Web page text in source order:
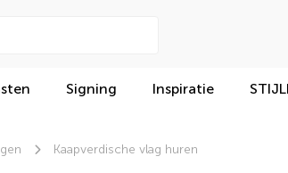
Signing Inspiratie
Kaapverdische vlag huren